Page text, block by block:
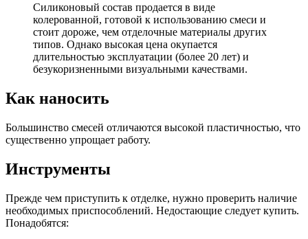
Силиконовый состав продается в виде
колерованной, готовой к использованию смеси и
стоит дороже, чем отделочные материалы других
типов. Однако высокая цена окупается
длительностью эксплуатации (более 20 лет) и
безукоризненными визуальными качествами.
Как наносить
Большинство смесей отличаются высокой пластичностью, что
существенно упрощает работу.
Инструменты
Прежде чем приступить к отделке, нужно проверить наличие
необходимых приспособлений. Недостающие следует купить.
Понадобятся: